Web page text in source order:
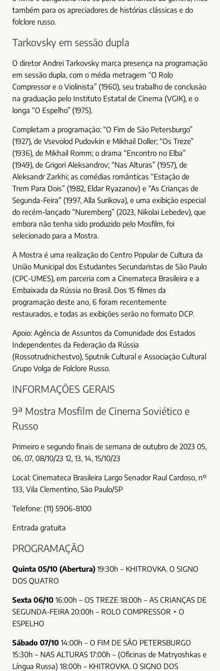
também para os apreciadores de histórias clássicas e do
folclore russo.
Tarkovsky em sessão dupla
O diretor Andrei Tarkovsky marca presença na programação
em sessão dupla, com o média metragem “O Rolo
Compressor e o Violinista” (1960), seu trabalho de conclusão
na graduação pelo Instituto Estatal de Cinema (VGIK), e o
longa “O Espelho” (1975).
Completam a programação: “O Fim de São Petersburgo”
(1927), de Vsevolod Pudovkin e Mikhail Doller; “Os Treze”
(1936), de Mikhail Romm; o drama “Encontro no Elba”
(1949), de Grigori Aleksandrov; “Nas Alturas” (1957), de
Aleksandr Zarkhi; as comédias românticas “Estação de
Trem Para Dois” (1982, Eldar Ryazanov) e “As Crianças de
Segunda-Feira” (1997, Alla Surikova), e uma exibição especial
do recém-lançado “Nuremberg” (2023, Nikolai Lebedev), que
embora não tenha sido produzido pelo Mosfilm, foi
selecionado para a Mostra.
A Mostra é uma realização do Centro Popular de Cultura da
União Municipal dos Estudantes Secundaristas de São Paulo
(CPC-UMES), em parceria com a Cinemateca Brasileira e a
Embaixada da Rússia no Brasil. Dos 15 filmes da
programação deste ano, 6 foram recentemente
restaurados, e todas as exibições serão no formato DCP.
Apoio: Agência de Assuntos da Comunidade dos Estados
Independentes da Federação da Rússia
(Rossotrudnichestvo), Sputnik Cultural e Associação Cultural
Grupo Volga de Folclore Russo.
INFORMAÇÕES GERAIS
9ª Mostra Mosfilm de Cinema Soviético e
Russo
Primeiro e segundo finais de semana de outubro de 2023 05,
06, 07, 08/10/23 12, 13, 14, 15/10/23
Local: Cinemateca Brasileira Largo Senador Raul Cardoso, nº
133, Vila Clementino, São Paulo/SP
Telefone: (11) 5906-8100
Entrada gratuita
PROGRAMAÇÃO
Quinta 05/10 (Abertura) 19:30h – KHITROVKA. O SIGNO
DOS QUATRO
Sexta 06/10 16:00h – OS TREZE 18:00h – AS CRIANÇAS DE
SEGUNDA-FEIRA 20:00h – ROLO COMPRESSOR + O
ESPELHO
Sábado 07/10 14:00h – O FIM DE SÃO PETERSBURGO
15:30h – NAS ALTURAS 17:00h – (Oficinas de Matryoshkas e
Língua Russa) 18:00h – KHITROVKA. O SIGNO DOS